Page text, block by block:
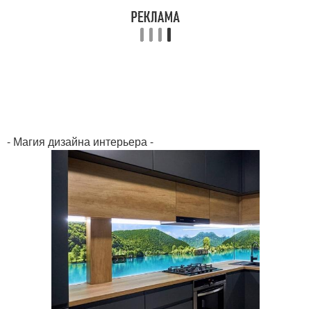
- Магия дизайна интерьера -